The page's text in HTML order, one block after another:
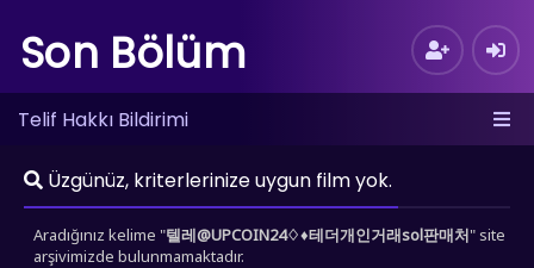
Son Bölüm
Telif Hakkı Bildirimi
Üzgünüz, kriterlerinize uygun film yok.
Aradığınız kelime "텔레@UPCOIN24♢♦테더개인거래sol판매처" site
arşivimizde bulunmamaktadır.